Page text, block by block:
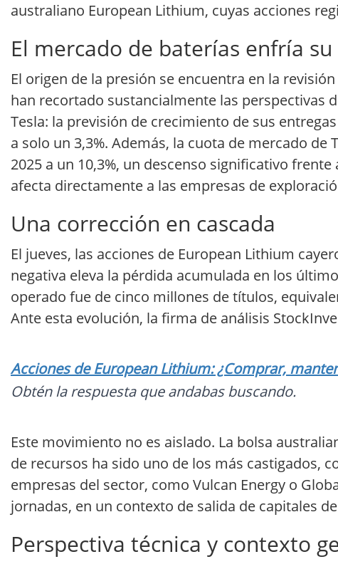
australiano European Lithium, cuyas acciones
El mercado de baterías enfría
El origen de la presión se encuentra en la
han recortado sustancialmente las perspectivas
Tesla: la previsión de crecimiento de sus
a solo un 3,3%. Además, la cuota de mercado
2025 a un 10,3%, un descenso significativo
afecta directamente a las empresas de
Una corrección en cascada
El jueves, las acciones de European Lithium
negativa eleva la pérdida acumulada en los
operado fue de cinco millones de títulos,
Ante esta evolución, la firma de análisis
Acciones de European Lithium: ¿Comprar,
Obtén la respuesta que andabas buscando.
Este movimiento no es aislado. La bolsa
de recursos ha sido uno de los más castigados,
empresas del sector, como Vulcan Energy o
jornadas, en un contexto de salida de capitales
Perspectiva técnica y contexto